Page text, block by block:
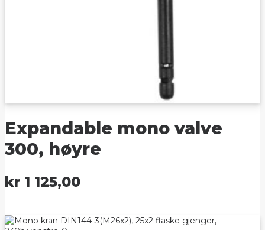
Expandable mono valve
300, høyre
kr 1 125,00